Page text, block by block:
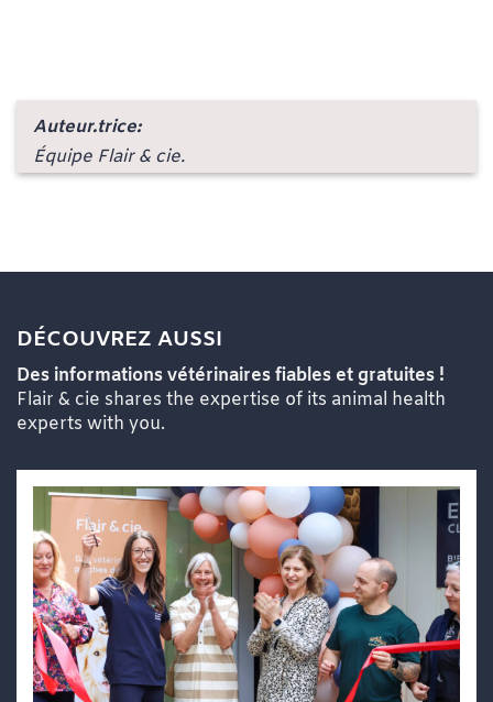
Auteur.trice:
Équipe Flair & cie.
DÉCOUVREZ AUSSI
Des informations vétérinaires fiables et gratuites !
Flair & cie shares the expertise of its animal health
experts with you.